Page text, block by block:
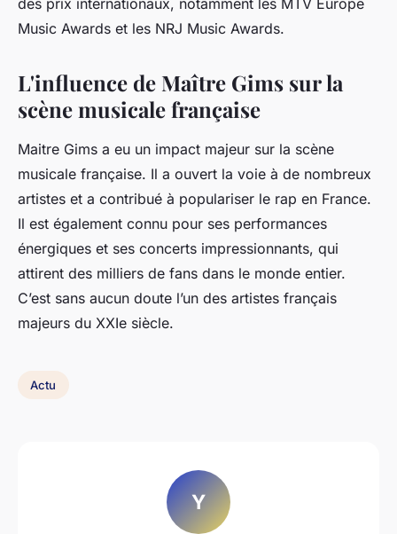
des prix internationaux, notamment les MTV Europe
Music Awards et les NRJ Music Awards.
L'influence de Maître Gims sur la
scène musicale française
Maitre Gims a eu un impact majeur sur la scène
musicale française. Il a ouvert la voie à de nombreux
artistes et a contribué à populariser le rap en France.
Il est également connu pour ses performances
énergiques et ses concerts impressionnants, qui
attirent des milliers de fans dans le monde entier.
C’est sans aucun doute l’un des artistes français
majeurs du XXIe siècle.
Actu
Y